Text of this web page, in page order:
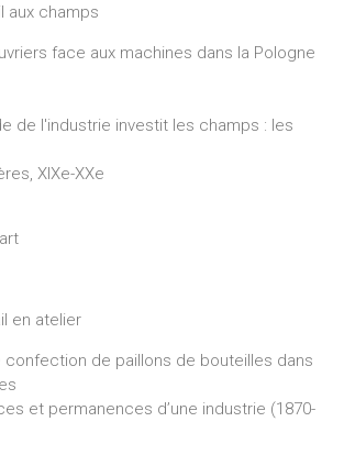
aux champs
face aux machines dans la Pologne
de l'industrie investit les champs : les
XIXe-XXe
en atelier
confection de paillons de bouteilles dans
et permanences d’une industrie (1870-